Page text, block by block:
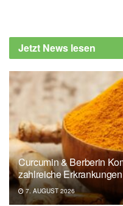
Rückrufe:
24.11.2024)
Bundesamt
Pizzi Drei
24.11.2024)
Deutsches
und
Jetzt News lesen
Curcumin & Berberin
zahlreiche Erkrankungen
7. AUGUST 2026